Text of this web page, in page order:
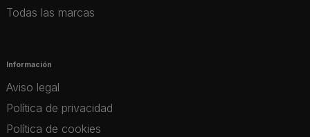
Todas las marcas
Información
Aviso legal
Política de privacidad
Política de cookies